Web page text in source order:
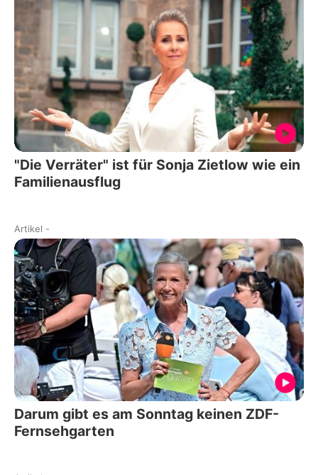
"Die Verräter" ist für Sonja Zietlow wie ein
Familienausflug
Artikel -
Darum gibt es am Sonntag keinen ZDF-
Fernsehgarten